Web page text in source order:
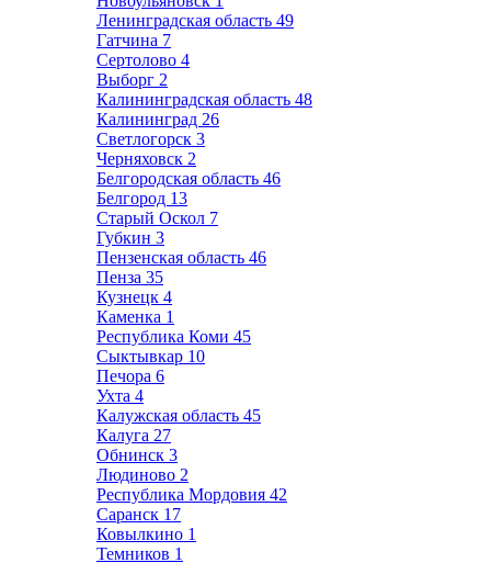
Ленинградская область 49
Гатчина 7
Сертолово 4
Выборг 2
Калининградская область 48
Калининград 26
Светлогорск 3
Черняховск 2
Белгородская область 46
Белгород 13
Старый Оскол 7
Губкин 3
Пензенская область 46
Пенза 35
Кузнецк 4
Каменка 1
Республика Коми 45
Сыктывкар 10
Печора 6
Ухта 4
Калужская область 45
Калуга 27
Обнинск 3
Людиново 2
Республика Мордовия 42
Саранск 17
Ковылкино 1
Темников 1